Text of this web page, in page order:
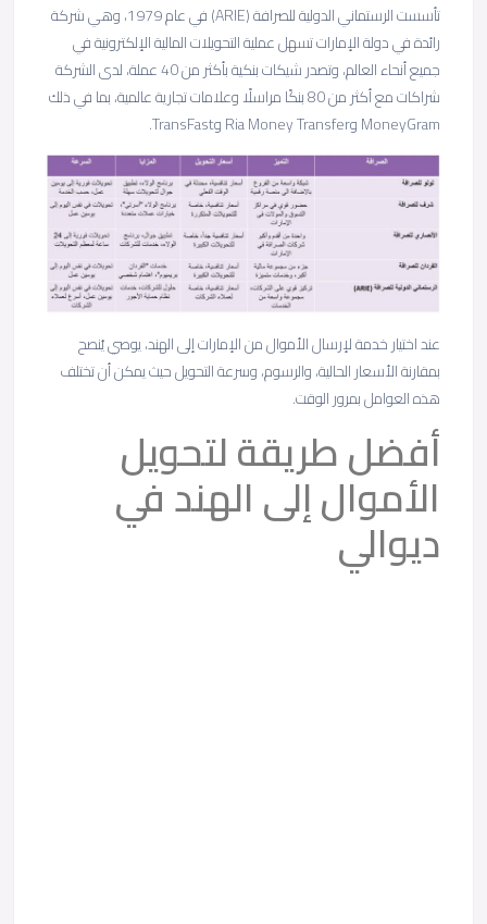
تأسست الرستماني الدولية للصرافة (ARIE) في عام 1979، وهي شركة
رائدة في دولة الإمارات تسهل عملية التحويلات المالية الإلكترونية في
جميع أنحاء العالم، وتصدر شيكات بنكية بأكثر من 40 عملة، لدى الشركة
شراكات مع أكثر من 80 بنكًا مراسلًا وعلامات تجارية عالمية، بما في ذلك
MoneyGram وRia Money Transfer وTransFast.
عند اختيار خدمة لإرسال الأموال من الإمارات إلى الهند، يوصي يُنصح
بمقارنة الأسعار الحالية، والرسوم، وسرعة التحويل حيث يمكن أن تختلف
هذه العوامل بمرور الوقت.
أفضل طريقة لتحويل
الأموال إلى الهند في
ديوالي